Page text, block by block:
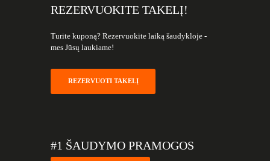
REZERVUOKITE TAKELĮ!
Turite kuponą? Rezervuokite laiką šaudykloje -
mes Jūsų laukiame!
REZERVUOTI TAKELĮ
#1 ŠAUDYMO PRAMOGOS